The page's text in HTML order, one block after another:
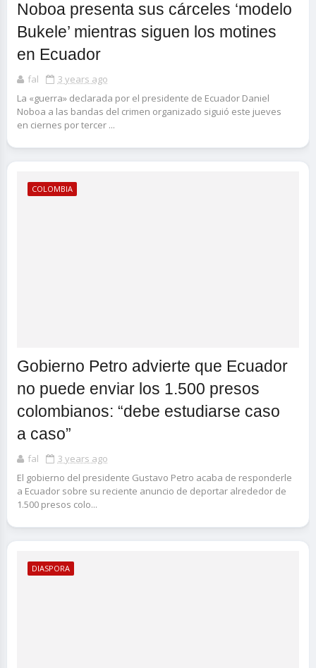
Noboa presenta sus cárceles ‘modelo
Bukele’ mientras siguen los motines
en Ecuador
fal
3 years ago
La «guerra» declarada por el presidente de Ecuador Daniel
Noboa a las bandas del crimen organizado siguió este jueves
en ciernes por tercer ...
COLOMBIA
Gobierno Petro advierte que Ecuador
no puede enviar los 1.500 presos
colombianos: “debe estudiarse caso
a caso”
fal
3 years ago
El gobierno del presidente Gustavo Petro acaba de responderle
a Ecuador sobre su reciente anuncio de deportar alrededor de
1.500 presos colo...
DIASPORA